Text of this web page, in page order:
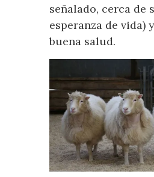
señalado, cerca de
esperanza de vida)
buena salud.